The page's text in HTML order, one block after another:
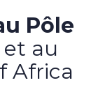
Pôle
et au
Africa